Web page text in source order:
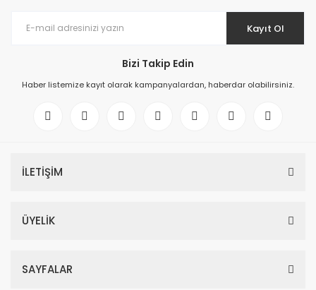
Kayıt Ol
Bizi Takip Edin
Haber listemize kayıt olarak kampanyalardan, haberdar olabilirsiniz.
İLETİŞİM
ÜYELİK
SAYFALAR